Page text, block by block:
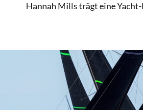
Hannah Mills trägt eine